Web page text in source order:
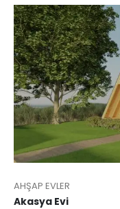
AHŞAP EVLER
Akasya Evi